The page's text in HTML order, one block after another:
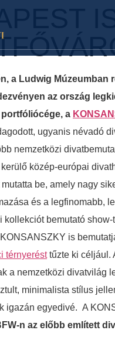
a Ludwig
az ország
a
ugyanis névadó
nemzetközi
közép-európai
be, amely nagy
és a legfinomabb,
kollekciót bemutató
is
térnyerésttűzte ki céljául.
a nemzetközi divatvilág
minimalista stílus
igazán egyedivé. A
n az előbb említett